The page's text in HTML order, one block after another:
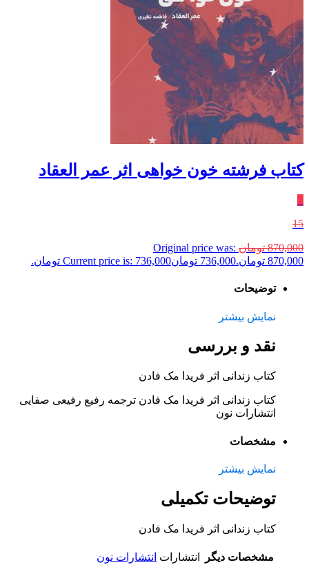
کتاب فرشته خون خواهی اثر عمر العقاد
15
870,000 تومان Original price was:
870,000 تومان.
736,000 تومانCurrent price is: 736,000 تومان.
توضیحات
نمایش بیشتر
نقد و بررسی
کتاب زندانی اثر فریدا مک فادن
کتاب زندانی اثر فریدا مک فادن ترجمه رفیع رفیعی صفایی
انتشارات نون
مشخصات
نمایش بیشتر
توضیحات تکمیلی
کتاب زندانی اثر فریدا مک فادن
مشخصات دیگر انتشارات انتشارات نون